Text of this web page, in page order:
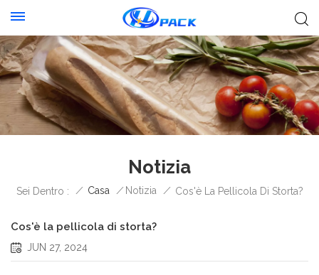
Notizia
Sei Dentro : / Casa / Notizia / Cos'è La Pellicola Di Storta?
Cos'è la pellicola di storta?
JUN 27, 2024